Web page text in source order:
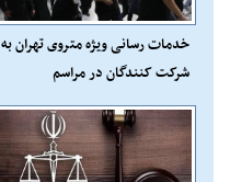
خدمات رسانی ویژه متروی تهران به
شرکت کنندگان در مراسم
جاماندگان اربعین